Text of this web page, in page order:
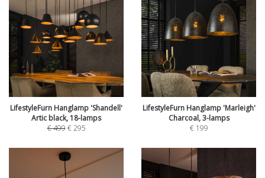
LifestyleFurn Hanglamp 'Shandell'
Artic black, 18-lamps
€499 €295
LifestyleFurn Hanglamp 'Marleigh'
Charcoal, 3-lamps
€ 199